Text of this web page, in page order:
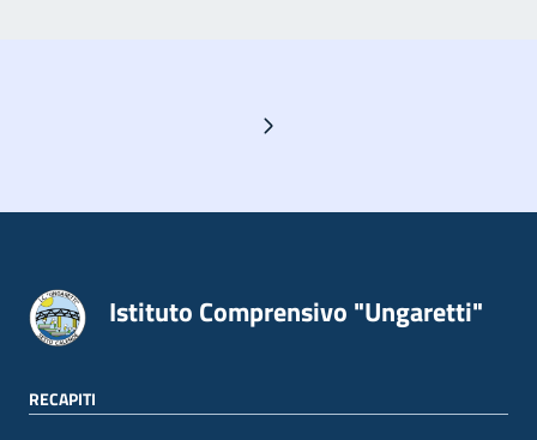
Pagina successiva
Istituto Comprensivo "Ungaretti"
RECAPITI